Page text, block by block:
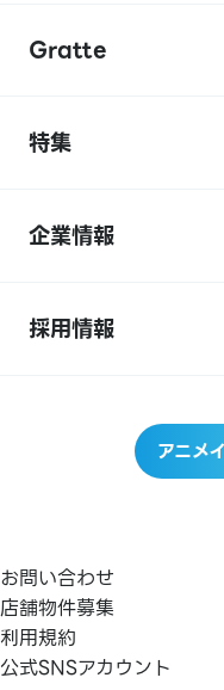
Gratte
特集
企業情報
採用情報
アニメ
お問い合わせ
店舗物件募集
利用規約
公式SNSアカウント